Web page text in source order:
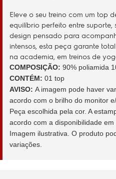
Eleve o seu treino com um top
equilíbrio perfeito entre suporte,
design pensado para
intensos, esta peça garante
na academia, em treinos de
COMPOSIÇÃO: 90% poliamida
CONTÉM: 01 top
AVISO: A imagem pode haver
acordo com o brilho do monitor
Peça escolhida pela cor. A
acordo com a disponibilidade em
Imagem ilustrativa. O produto
variações.